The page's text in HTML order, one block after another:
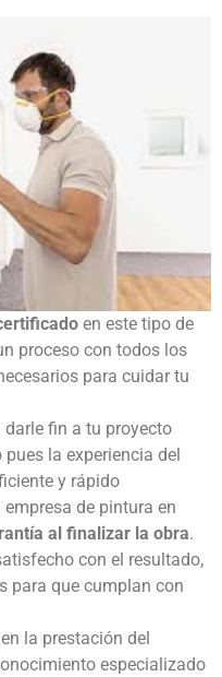
en este tipo de
proceso con todos los
para cuidar tu
darle fin a tu proyecto
la experiencia del
y rápido
de pintura en
al finalizar la obra.
con el resultado,
para que cumplan con
en la prestación del
especializado